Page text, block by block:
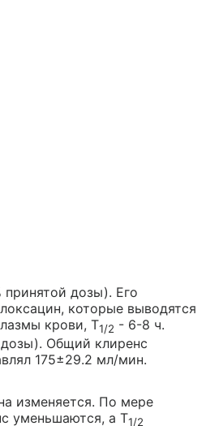
принятой дозы). Его
которые выводятся
крови, Т1/2 - 6-8 ч.
дозы). Общий клиренс
175±29.2 мл/мин.
изменяется. По мере
уменьшаются, а Т1/2